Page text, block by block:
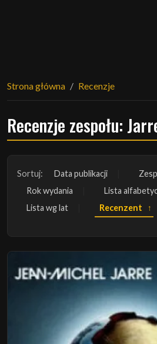
Strona główna Recenzje
Recenzje zespołu:
Sortuj: Data publikacji
Rok wydania
Lista
Lista wg lat
Recenzent